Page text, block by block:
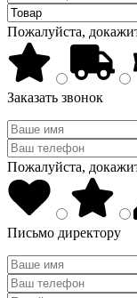
Пожалуйста,
Заказать звонок
Пожалуйста,
Письмо директору